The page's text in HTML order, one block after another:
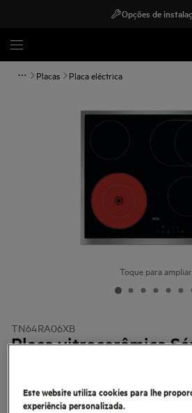
Opções de
Placas Placa eléctrica
Toque para ampliar
TN64RA06XB
Placa vitrocerâmica
Este website utiliza cookies para lhe
experiência personalizada.